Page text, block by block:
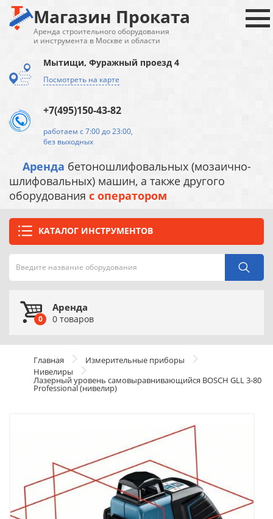
Магазин Проката
Аренда строительного оборудования
и инструмента в Москве и области
Мытищи, Фуражный проезд 4
Посмотреть на карте
+7(495)150-43-82
работаем с 7:00 до 23:00,
без выходных
Аренда бетоношлифовальных (мозаично-
шлифовальных) машин, а также другого
оборудования с оператором
КАТАЛОГ ИНСТРУМЕНТОВ
0
Аренда
0 товаров
Главная
Измерительные приборы
Нивелиры
Лазерный уровень самовыравнивающийся BOSCH GLL 3-80
Professional (нивелир)